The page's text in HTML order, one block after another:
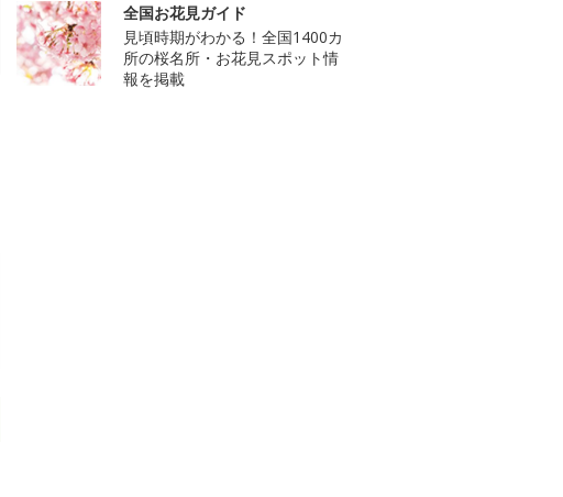
全国お花見ガイド
見頃時期がわかる！全国1400カ
所の桜名所・お花見スポット情
報を掲載